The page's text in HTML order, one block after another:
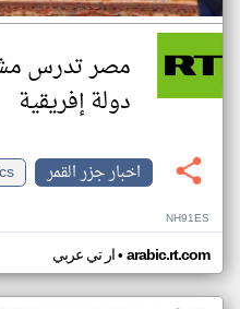
مصر تدرس
دولة إفريقية
اخبار جزر القمر
NH91ES
ار تي عربي• arabic.rt.com